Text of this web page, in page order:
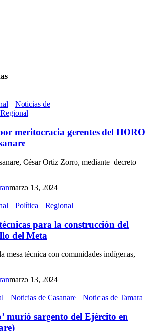
Noticias de
Regional
meritocracia gerentes del HORO
César Ortiz Zorro, mediante decreto
marzo 13, 2024
Política Regional
para la construcción del
del Meta
mesa técnica con comunidades indígenas,
marzo 13, 2024
Noticias de Casanare Noticias de Tamara
murió sargento del Ejército en